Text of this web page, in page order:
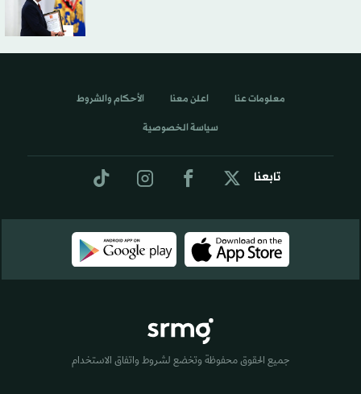
تابعنا
معلومات عنا اعلن معنا الأحكام والشروط
سياسة الخصوصية
جميع الحقوق محفوظة وتخضع لشروط واتفاق الاستخدام